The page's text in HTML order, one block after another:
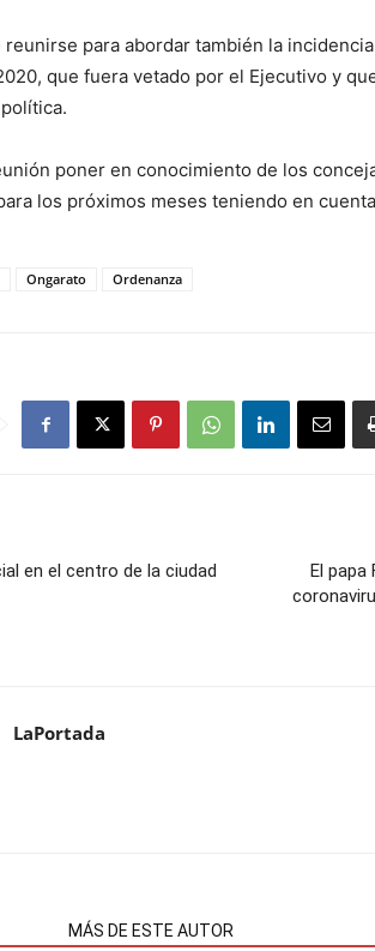
reunirse para abordar también la
que fuera vetado por el Ejecutivo y
poner en conocimiento de los
los próximos meses teniendo en
Ongarato Ordenanza
en el centro de la ciudad
El papa
LaPortada
MÁS DE ESTE AUTOR